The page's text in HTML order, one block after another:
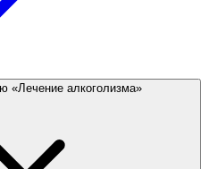
«Лечение алкоголизма»